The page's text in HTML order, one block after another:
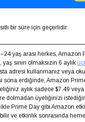
bir süre için geçerlidir.
yaş arası herkes, Amazon
sınırı olmaksızın 6 aylık
adresi kullanmanız veya
sona erdiğinde, Amazon
aylık sadece $7.49 veya
dolmadan üyeliğinizi
Prime Day gibi Amazon
ve etkinlik sonrasında